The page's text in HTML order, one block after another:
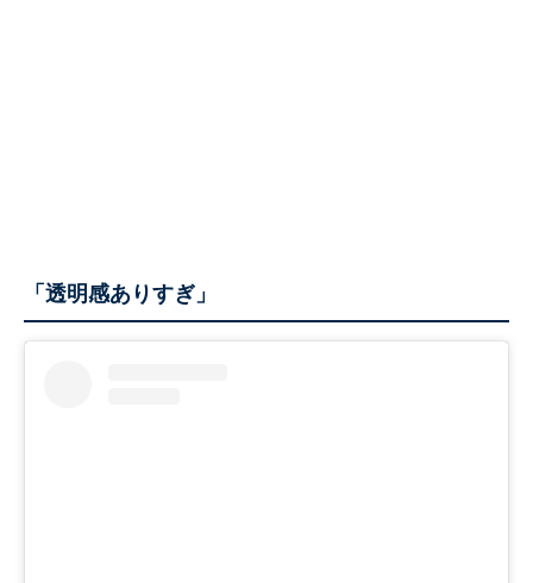
「透明感ありすぎ」